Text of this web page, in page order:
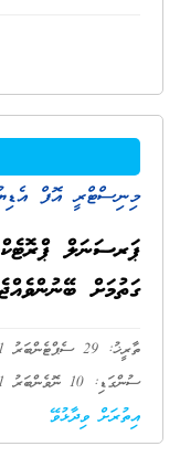
މިނިސްޓްރީ އޮފް
ޕަރސަނަލް
ގަތުމަށް
ތާރީޚު: 29 ސެޕްޓެންބަރު 2021
ސުންގަޑި: 10 ނޮވެންބަރު 2021 13:00
އިތުރަށް ވިދާޅުވޭ